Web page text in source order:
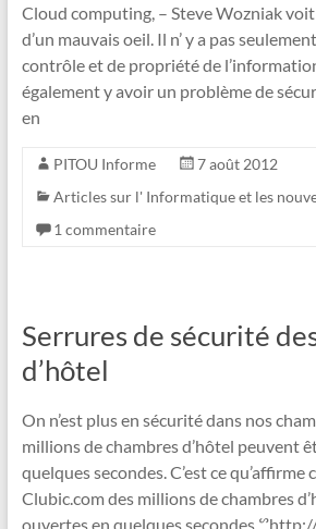
Cloud computing, – Steve Wozniak
d’un mauvais oeil. Il n’ y a pas
contrôle et de propriété de
également y avoir un problème de
en
PITOU Informe
7 août 2012
Articles sur l' Informatique et les
1 commentaire
Serrures de sécurité
d’hôtel
On n’est plus en sécurité dans nos
millions de chambres d’hôtel peuvent
quelques secondes. C’est ce qu’affirme
Clubic.com des millions de chambres
ouvertes en quelques secondes